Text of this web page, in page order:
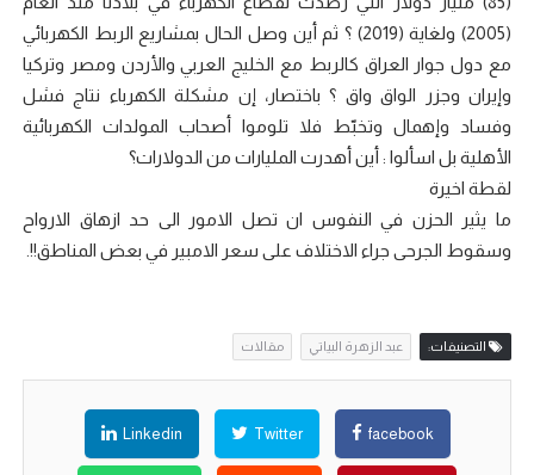
(2005) ولغاية (2019) ؟ ثم أين وصل الحال بمشاريع الربط الكهربائي
مع دول جوار العراق كالربط مع الخليج العربي والأردن ومصر وتركيا
وإيران وجزر الواق واق ؟ باختصار، إن مشكلة الكهرباء نتاج فشل
وفساد وإهمال وتخبّط فلا تلوموا أصحاب المولدات الكهربائية
الأهلية بل اسألوا : أين أهدرت المليارات من الدولارات؟
لقطة اخيرة
ما يثير الحزن في النفوس ان تصل الامور الى حد ازهاق الارواح
وسقوط الجرحى جراء الاختلاف على سعر الامبير في بعض المناطق!!.
التصنيفات: عبد الزهرة البياتي مقالات
facebook
Twitter
Linkedin